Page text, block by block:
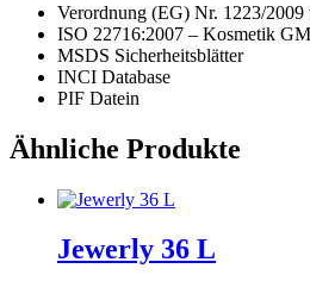
Verordnung (EG) Nr. 1223/2009
ISO 22716:2007 – Kosmetik
MSDS Sicherheitsblätter
INCI Database
PIF Datein
Ähnliche Produkte
Jewerly 36 L